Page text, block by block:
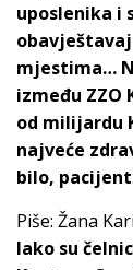
uposlenika i
mjestima…
između ZZO
od milijardu
najveće
bilo,
Piše: Žana
Iako su